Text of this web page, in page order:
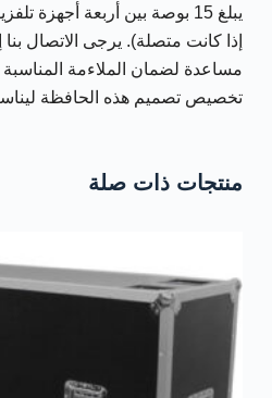
يبلغ 15 بوصة بين أربعة
إذا كانت متصلة). يرجى الاتصال
مساعدة لضمان الملاءمة
تخصيص تصميم هذه الحافظة
منتجات ذات صلة